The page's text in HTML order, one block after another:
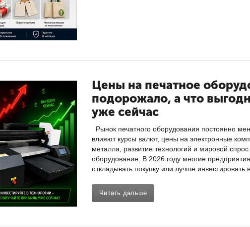
Цены на печатное
подорожало, а что
уже сейчас
Рынок печатного оборудования постоянно
влияют курсы валют, цены на электронные
металла, развитие технологий и мировой
оборудование. В 2026 году многие
откладывать покупку или лучше инвестировать
Читать дальше